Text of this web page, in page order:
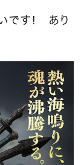
です！ あり